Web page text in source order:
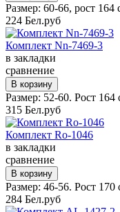
Размер: 60-66, рост
224 Бел.руб
Комплект Nn-7469-3
в закладки
сравнение
Размер: 52-60. Рост
315 Бел.руб
Комплект Ro-1046
в закладки
сравнение
Размер: 46-56. Рост
284 Бел.руб